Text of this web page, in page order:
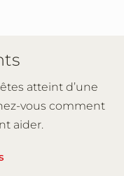
atteint d’une
vous comment
aider.